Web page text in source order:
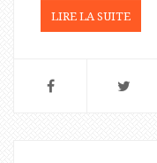
LIRE LA SUITE